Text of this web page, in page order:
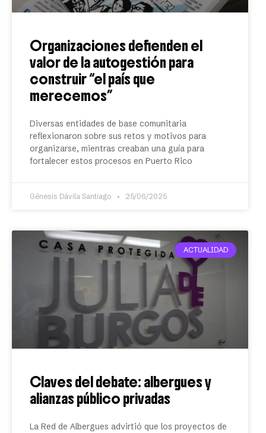
Organizaciones defienden el
valor de la autogestión para
construir “el país que
merecemos”
Diversas entidades de base comunitaria
reflexionaron sobre sus retos y motivos para
organizarse, mientras creaban una guía para
fortalecer estos procesos en Puerto Rico
Génesis Dávila Santiago 25/06/2025
ACTUALIDAD
Claves del debate: albergues y
alianzas público privadas
La Red de Albergues advirtió que los proyectos de